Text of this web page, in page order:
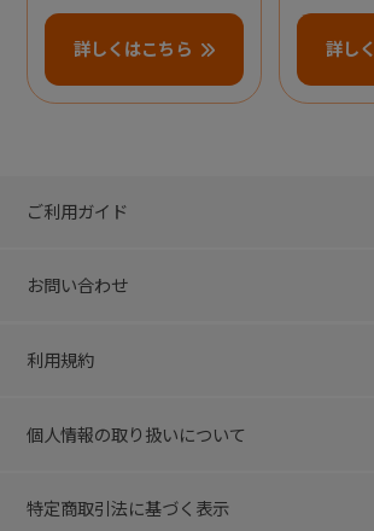
詳しくはこちら 詳し
ご利用ガイド
お問い合わせ
利用規約
個人情報の取り扱いについて
特定商取引法に基づく表示